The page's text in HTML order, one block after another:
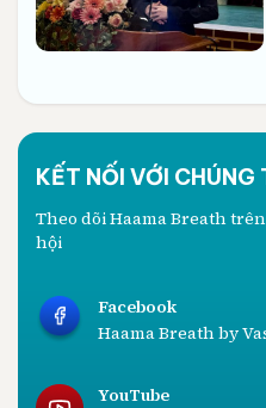
KẾT NỐI VỚI CHÚNG
Theo dõi Haama Breath
hội
Facebook
Haama Breath by
YouTube